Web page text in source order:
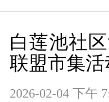
白莲池社
联盟市集活
2026-02-04 下